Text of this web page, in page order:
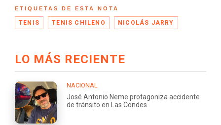
ETIQUETAS DE ESTA NOTA
TENIS TENIS CHILENO NICOLÁS JARRY
LO MÁS RECIENTE
NACIONAL
José Antonio Neme protagoniza accidente
de tránsito en Las Condes